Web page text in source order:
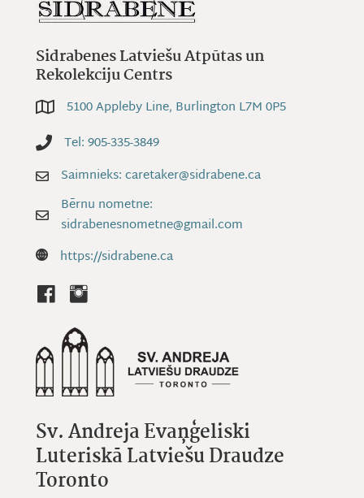
Sv. Andreja Evaņģeliski
Luteriskā Latviešu Draudze
Toronto
Sidrabenes Latviešu Atpūtas un
Rekolekciju Centrs
5100 Appleby Line, Burlington L7M 0P5
5100 Appleby Line, Burlington L7M 0P5
Tel: 905-335-3849
Tel: 905-335-3849
Saimnieks: caretaker@sidrabene.ca
Saimnieks: caretaker@sidrabene.ca
Bērnu nometne: sidrabenesnometne@gmail.com
Bērnu nometne:
sidrabenesnometne@gmail.com
Website: https://sidrabene.ca
https://sidrabene.ca